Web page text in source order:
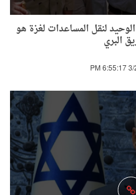
لنقل المساعدات لغزة هو